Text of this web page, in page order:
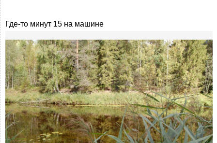
Где-то минут 15 на машине